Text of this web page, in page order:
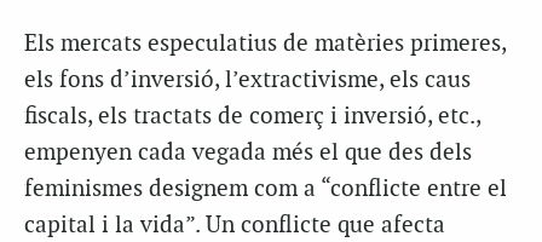
Els mercats especulatius de matèries primeres,
els fons d’inversió, l’extractivisme, els caus
fiscals, els tractats de comerç i inversió, etc.,
empenyen cada vegada més el que des dels
feminismes designem com a “conflicte entre el
capital i la vida”. Un conflicte que afecta